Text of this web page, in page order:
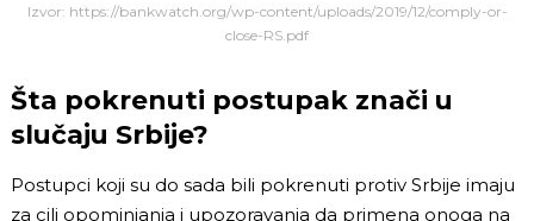
Izvor: https://bankwatch.org/wp-content/uploads/2019/12/comply-or-
close-RS.pdf
Šta pokrenuti postupak znači u
slučaju Srbije?
Postupci koji su do sada bili pokrenuti protiv Srbije imaju
za cilj opominjanja i upozoravanja da primena onoga na